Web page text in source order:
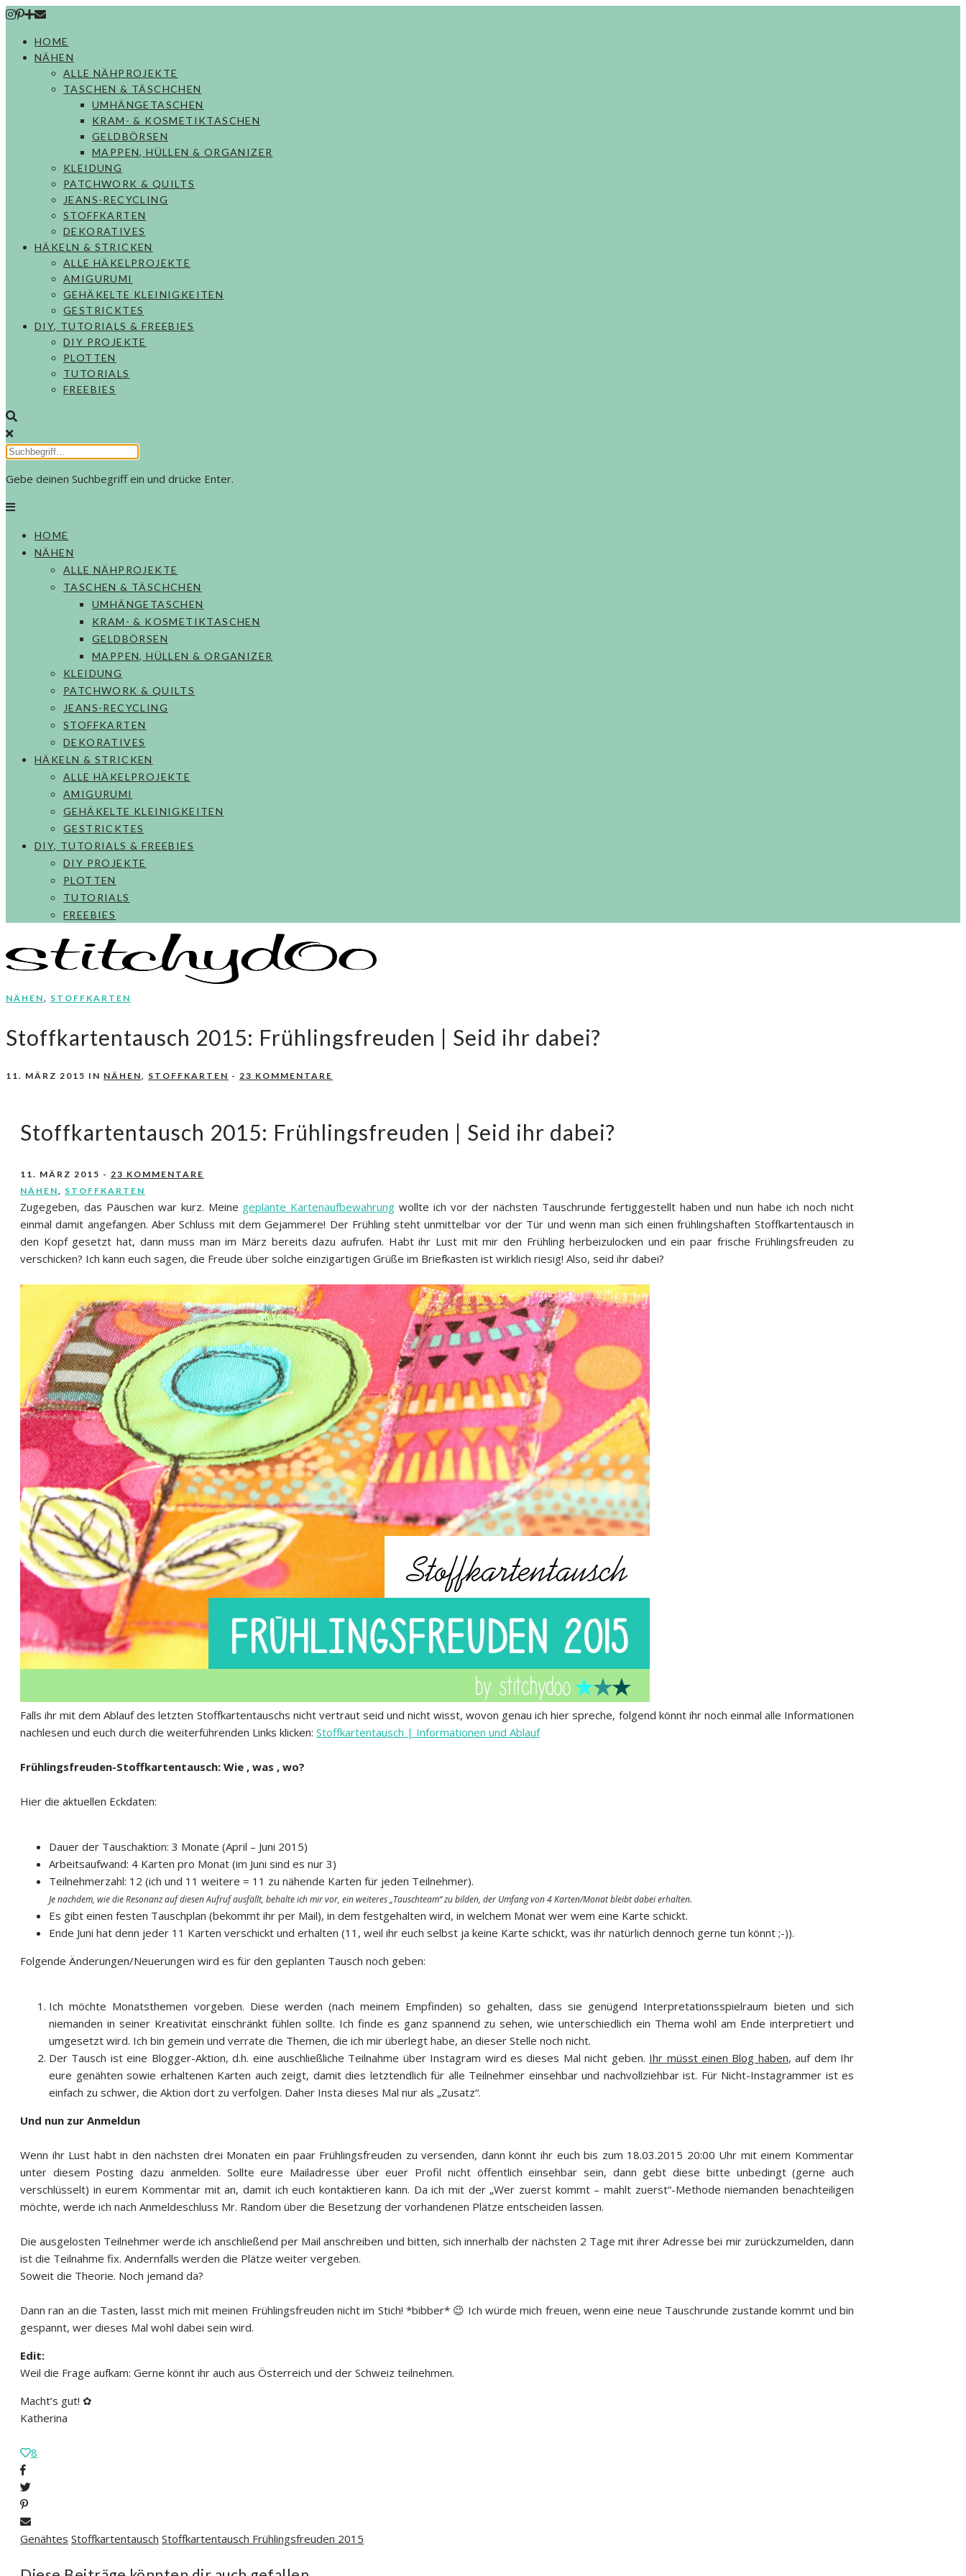
Skip
contentHOME
NÄHEN
ALLE NÄHPROJEKTE
TASCHEN & TÄSCHCHEN
UMHÄNGETASCHEN
KRAM- & KOSMETIKTASCHEN
GELDBÖRSEN
MAPPEN, HÜLLEN & ORGANIZER
KLEIDUNG
PATCHWORK & QUILTS
JEANS-RECYCLING
STOFFKARTEN
DEKORATIVES
HÄKELN & STRICKEN
ALLE HÄKELPROJEKTE
AMIGURUMI
GEHÄKELTE KLEINIGKEITEN
GESTRICKTES
DIY, TUTORIALS & FREEBIES
DIY PROJEKTE
PLOTTEN
TUTORIALS
FREEBIES
Gebe deinen Suchbegriff ein und drücke Enter.
HOME
NÄHEN
ALLE NÄHPROJEKTE
TASCHEN & TÄSCHCHEN
UMHÄNGETASCHEN
KRAM- & KOSMETIKTASCHEN
GELDBÖRSEN
MAPPEN, HÜLLEN & ORGANIZER
KLEIDUNG
PATCHWORK & QUILTS
JEANS-RECYCLING
STOFFKARTEN
DEKORATIVES
HÄKELN & STRICKEN
ALLE HÄKELPROJEKTE
AMIGURUMI
GEHÄKELTE KLEINIGKEITEN
GESTRICKTES
DIY, TUTORIALS & FREEBIES
DIY PROJEKTE
PLOTTEN
TUTORIALS
FREEBIES
NÄHEN, STOFFKARTEN
Stoffkartentausch 2015: Frühlingsfreuden | Seid ihr dabei?
11. MÄRZ 2015 IN NÄHEN, STOFFKARTEN - 23 KOMMENTARE
Stoffkartentausch 2015: Frühlingsfreuden | Seid ihr dabei?
11. MÄRZ 2015 - 23 KOMMENTARE
NÄHEN
STOFFKARTEN
Zugegeben, das Päuschen war kurz. Meine geplante Kartenaufbewahrung wollte ich vor der nächsten Tauschrunde fertiggestellt haben und nun habe ich noch nicht
einmal damit angefangen. Aber Schluss mit dem Gejammere! Der Frühling steht unmittelbar vor der Tür und wenn man sich einen frühlingshaften Stoffkartentausch in
den Kopf gesetzt hat, dann muss man im März bereits dazu aufrufen. Habt ihr Lust mit mir den Frühling herbeizulocken und ein paar frische Frühlingsfreuden zu
verschicken? Ich kann euch sagen, die Freude über solche einzigartigen Grüße im Briefkasten ist wirklich riesig! Also, seid ihr dabei?
Falls ihr mit dem Ablauf des letzten Stoffkartentauschs nicht vertraut seid und nicht wisst, wovon genau ich hier spreche, folgend könnt ihr noch einmal alle Informationen
nachlesen und euch durch die weiterführenden Links klicken: Stoffkartentausch | Informationen und Ablauf
Frühlingsfreuden-Stoffkartentausch: Wie , was , wo?
Hier die aktuellen Eckdaten:
Dauer der Tauschaktion: 3 Monate (April – Juni 2015)
Arbeitsaufwand: 4 Karten pro Monat (im Juni sind es nur 3)
Teilnehmerzahl: 12 (ich und 11 weitere = 11 zu nähende Karten für jeden Teilnehmer).
Je nachdem, wie die Resonanz auf diesen Aufruf ausfällt, behalte ich mir vor, ein weiteres „Tauschteam“ zu bilden, der Umfang von 4 Karten/Monat bleibt dabei erhalten.
Es gibt einen festen Tauschplan (bekommt ihr per Mail), in dem festgehalten wird, in welchem Monat wer wem eine Karte schickt.
Ende Juni hat denn jeder 11 Karten verschickt und erhalten (11, weil ihr euch selbst ja keine Karte schickt, was ihr natürlich dennoch gerne tun könnt ;-)).
Folgende Änderungen/Neuerungen wird es für den geplanten Tausch noch geben:
Ich möchte Monatsthemen vorgeben. Diese werden (nach meinem Empfinden) so gehalten, dass sie genügend Interpretationsspielraum bieten und sich
niemanden in seiner Kreativität einschränkt fühlen sollte. Ich finde es ganz spannend zu sehen, wie unterschiedlich ein Thema wohl am Ende interpretiert und
umgesetzt wird. Ich bin gemein und verrate die Themen, die ich mir überlegt habe, an dieser Stelle noch nicht.
Der Tausch ist eine Blogger-Aktion, d.h. eine auschließliche Teilnahme über Instagram wird es dieses Mal nicht geben. Ihr müsst einen Blog haben, auf dem Ihr
eure genähten sowie erhaltenen Karten auch zeigt, damit dies letztendlich für alle Teilnehmer einsehbar und nachvollziehbar ist. Für Nicht-Instagrammer ist es
einfach zu schwer, die Aktion dort zu verfolgen. Daher Insta dieses Mal nur als „Zusatz“.
Und nun zur Anmeldun
Wenn ihr Lust habt in den nächsten drei Monaten ein paar Frühlingsfreuden zu versenden, dann könnt ihr euch bis zum 18.03.2015 20:00 Uhr mit einem Kommentar
unter diesem Posting dazu anmelden. Sollte eure Mailadresse über euer Profil nicht öffentlich einsehbar sein, dann gebt diese bitte unbedingt (gerne auch
verschlüsselt) in eurem Kommentar mit an, damit ich euch kontaktieren kann. Da ich mit der „Wer zuerst kommt – mahlt zuerst“-Methode niemanden benachteiligen
möchte, werde ich nach Anmeldeschluss Mr. Random über die Besetzung der vorhandenen Plätze entscheiden lassen.
Die ausgelosten Teilnehmer werde ich anschließend per Mail anschreiben und bitten, sich innerhalb der nächsten 2 Tage mit ihrer Adresse bei mir zurückzumelden, dann
ist die Teilnahme fix. Andernfalls werden die Plätze weiter vergeben.
Soweit die Theorie. Noch jemand da?
Dann ran an die Tasten, lasst mich mit meinen Frühlingsfreuden nicht im Stich! *bibber* 😉 Ich würde mich freuen, wenn eine neue Tauschrunde zustande kommt und bin
gespannt, wer dieses Mal wohl dabei sein wird.
Edit:
Weil die Frage aufkam: Gerne könnt ihr auch aus Österreich und der Schweiz teilnehmen.
Macht’s gut! ✿
Katherina
8
Genähtes Stoffkartentausch Stoffkartentausch Frühlingsfreuden 2015